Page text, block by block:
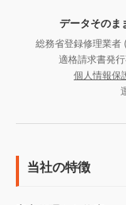
データそのま
総務省登録修理業
適格請求書発
個人情報保
当社の特徴